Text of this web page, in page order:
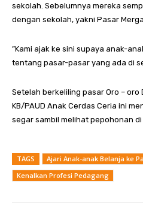
sekolah. Sebelumnya mereka
dengan sekolah, yakni Pasar
”Kami ajak ke sini supaya anak-
tentang pasar-pasar yang ada di
Setelah berkeliling pasar Oro – oro
KB/PAUD Anak Cerdas Ceria ini
segar sambil melihat pepohonan di
TAGS
Ajari Anak-anak Belanja ke
Kenalkan Profesi Pedagang